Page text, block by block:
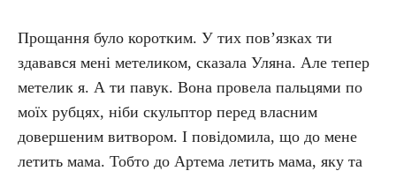
Прощання було коротким. У тих пов’язках ти
здавався мені метеликом, сказала Уляна. Але тепер
метелик я. А ти павук. Вона провела пальцями по
моїх рубцях, ніби скульптор перед власним
довершеним витвором. І повідомила, що до мене
летить мама. Тобто до Артема летить мама, яку та